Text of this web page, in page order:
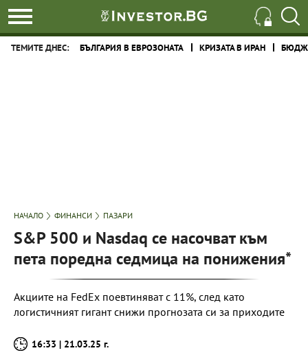
ТЕМИТЕ ДНЕС: БЪЛГАРИЯ В ЕВРОЗОНАТА КРИЗАТА В ИРАН
НАЧАЛО ФИНАНСИ ПАЗАРИ
S&P 500 и Nasdaq се насочват към
пета поредна седмица на понижения*
Акциите на FedEx поевтиняват с 11%, след като
логистичният гигант снижи прогнозата си за приходите
16:33 | 21.03.25 г.